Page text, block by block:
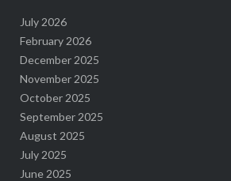
July 2026
February 2026
December 2025
November 2025
October 2025
September 2025
August 2025
July 2025
June 2025